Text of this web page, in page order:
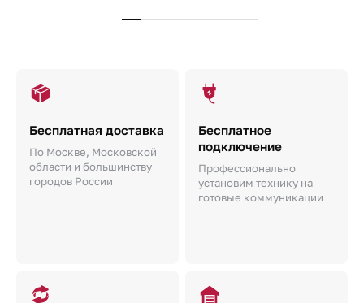
Бесплатная доставка
По Москве, Московской
области и большинству
городов России
Бесплатное
подключение
Профессионально
установим технику на
готовые коммуникации